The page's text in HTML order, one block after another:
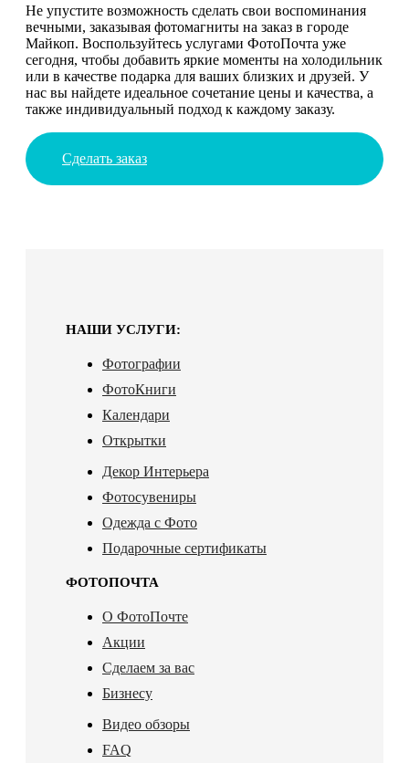
Не упустите возможность сделать свои воспоминания
вечными, заказывая фотомагниты на заказ в городе
Майкоп. Воспользуйтесь услугами ФотоПочта уже
сегодня, чтобы добавить яркие моменты на холодильник
или в качестве подарка для ваших близких и друзей. У
нас вы найдете идеальное сочетание цены и качества, а
также индивидуальный подход к каждому заказу.
Сделать заказ
НАШИ УСЛУГИ:
Фотографии
ФотоКниги
Календари
Открытки
Декор Интерьера
Фотосувениры
Одежда с Фото
Подарочные сертификаты
ФОТОПОЧТА
О ФотоПочте
Акции
Сделаем за вас
Бизнесу
Видео обзоры
FAQ